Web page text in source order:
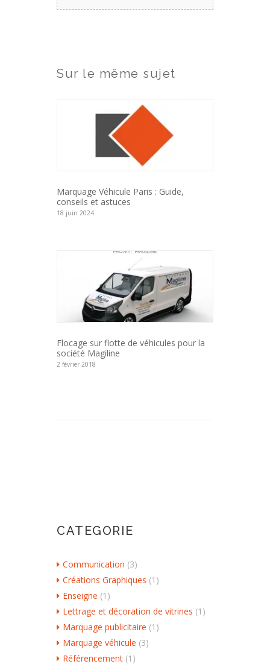
Sur le même sujet
Marquage Véhicule Paris : Guide,
conseils et astuces
18 juin 2024
Flocage sur flotte de véhicules pour la
société Magiline
2 février 2018
CATEGORIE
Communication (3)
Créations Graphiques (1)
Enseigne (1)
Lettrage et décoration de vitrines (1)
Marquage publicitaire (1)
Marquage véhicule (3)
Référencement (1)